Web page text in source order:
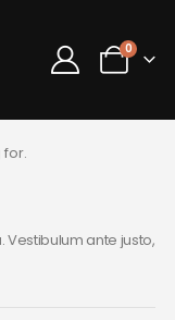
0
Vestibulum ante justo,